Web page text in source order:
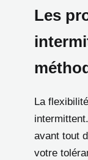
Les
La
avant tout
votre